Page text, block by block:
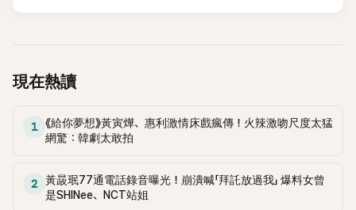
現在熱讀
1
《給你夢想》黃寅燁、惠利激情床戲瘋傳！火辣激吻尺度太猛
網驚：韓劇太敢拍
2
黃晸珉77通電話錄音曝光！崩潰喊「拜託放過我」 爆料女曾
是SHINee、NCT站姐